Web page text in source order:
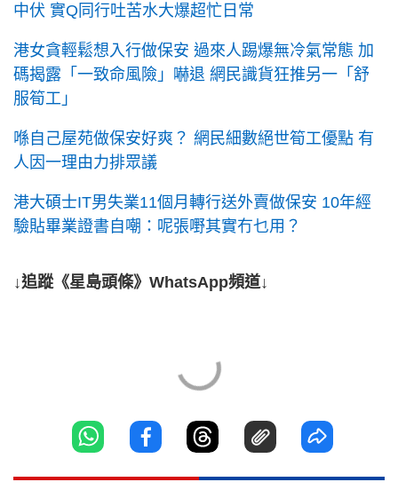
中伏 實Q同行吐苦水大爆超忙日常
港女貪輕鬆想入行做保安 過來人踢爆無冷氣常態 加
碼揭露「一致命風險」嚇退 網民識貨狂推另一「舒
服筍工」
喺自己屋苑做保安好爽？ 網民細數絕世筍工優點 有
人因一理由力排眾議
港大碩士IT男失業11個月轉行送外賣做保安 10年經
驗貼畢業證書自嘲：呢張嘢其實冇乜用？
↓追蹤《星島頭條》WhatsApp頻道↓